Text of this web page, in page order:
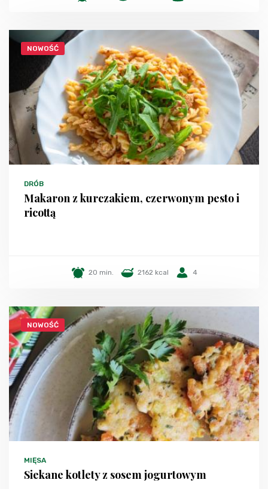
NOWOŚĆ
DRÓB
Makaron z kurczakiem, czerwonym pesto i
ricottą
20 min. 2162 kcal 4
NOWOŚĆ
MIĘSA
Siekane kotlety z sosem jogurtowym